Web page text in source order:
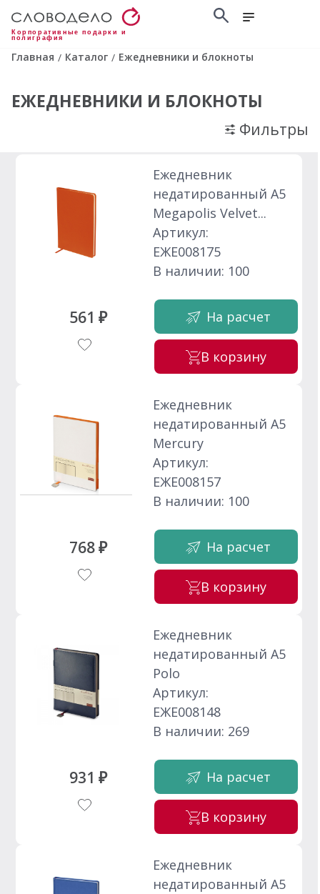
Корпоративные подарки и
полиграфия
Главная / Каталог / Ежедневники и блокноты
ЕЖЕДНЕВНИКИ И БЛОКНОТЫ
Фильтры
561 ₽
Ежедневник
недатированный А5
Megapolis Velvet...
Артикул:
ЕЖЕ008175
В наличии: 100
На расчет
В корзину
768 ₽
Ежедневник
недатированный А5
Mercury
Артикул:
ЕЖЕ008157
В наличии: 100
На расчет
В корзину
931 ₽
Ежедневник
недатированный А5
Polo
Артикул:
ЕЖЕ008148
В наличии: 269
На расчет
В корзину
Ежедневник
недатированный А5